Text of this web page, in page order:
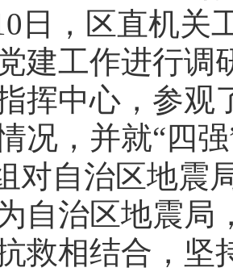
日，区直机关
建工作进行调
挥中心 ， 参观
况，并就“四
对自治区地震
自治区地震局
救相结合，坚